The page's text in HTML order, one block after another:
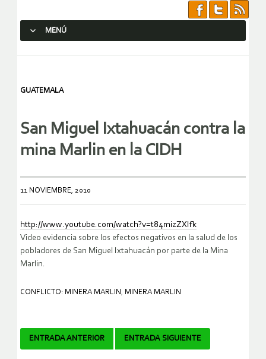
MENÚ
GUATEMALA
San Miguel Ixtahuacán contra la
mina Marlin en la CIDH
11 NOVIEMBRE, 2010
http://www.youtube.com/watch?v=t84mizZXIfk
Video evidencia sobre los efectos negativos en la salud de los
pobladores de San Miguel Ixtahuacán por parte de la Mina
Marlin.
CONFLICTO: MINERA MARLIN , MINERA MARLIN
Navegador
ENTRADA ANTERIOR ENTRADA SIGUIENTE